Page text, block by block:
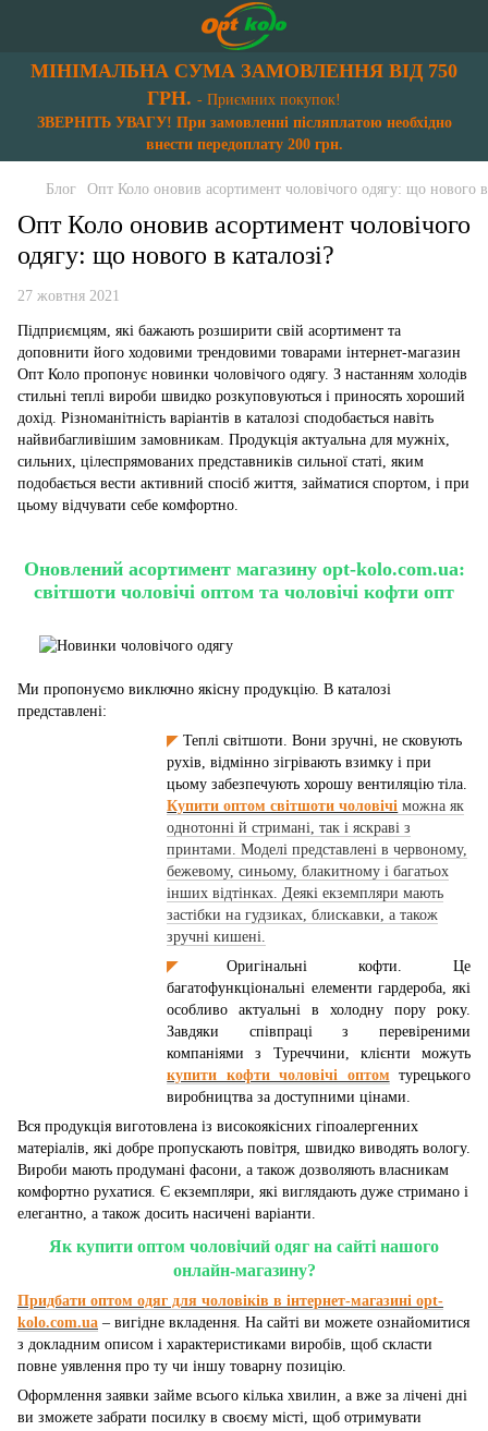
МІНІМАЛЬНА СУМА ЗАМОВЛЕННЯ ВІД 750
ГРН. - Приємних покупок!
ЗВЕРНІТЬ УВАГУ! При замовленні післяплатою необхідно
внести передоплату 200 грн.
Блог Опт Коло оновив асортимент чоловічого одягу: що нового в
Опт Коло оновив асортимент чоловічого
одягу: що нового в каталозі?
27 жовтня 2021
Підприємцям, які бажають розширити свій асортимент та
доповнити його ходовими трендовими товарами інтернет-магазин
Опт Коло пропонує новинки чоловічого одягу. З настанням холодів
стильні теплі вироби швидко розкуповуються і приносять хороший
дохід. Різноманітність варіантів в каталозі сподобається навіть
найвибагливішим замовникам. Продукція актуальна для мужніх,
сильних, цілеспрямованих представників сильної статі, яким
подобається вести активний спосіб життя, займатися спортом, і при
цьому відчувати себе комфортно.
Оновлений асортимент магазину opt-kolo.com.ua:
світшоти чоловічі оптом та чоловічі кофти опт
Ми пропонуємо виключно якісну продукцію. В каталозі
представлені:
◤ Теплі світшоти. Вони зручні, не сковують
рухів, відмінно зігрівають взимку і при
цьому забезпечують хорошу вентиляцію тіла.
Купити оптом світшоти чоловічі можна як
однотонні й стримані, так і яскраві з
принтами. Моделі представлені в червоному,
бежевому, синьому, блакитному і багатьох
інших відтінках. Деякі екземпляри мають
застібки на гудзиках, блискавки, а також
зручні кишені.
◤ Оригінальні кофти. Це
багатофункціональні елементи гардероба, які
особливо актуальні в холодну пору року.
Завдяки співпраці з перевіреними
компаніями з Туреччини, клієнти можуть
купити кофти чоловічі оптом турецького
виробництва за доступними цінами.
Вся продукція виготовлена із високоякісних гіпоалергенних
матеріалів, які добре пропускають повітря, швидко виводять вологу.
Вироби мають продумані фасони, а також дозволяють власникам
комфортно рухатися. Є екземпляри, які виглядають дуже стримано і
елегантно, а також досить насичені варіанти.
Як купити оптом чоловічий одяг на сайті нашого
онлайн-магазину?
Придбати оптом одяг для чоловіків в інтернет-магазині opt-
kolo.com.ua – вигідне вкладення. На сайті ви можете ознайомитися
з докладним описом і характеристиками виробів, щоб скласти
повне уявлення про ту чи іншу товарну позицію.
Оформлення заявки займе всього кілька хвилин, а вже за лічені дні
ви зможете забрати посилку в своєму місті, щоб отримувати